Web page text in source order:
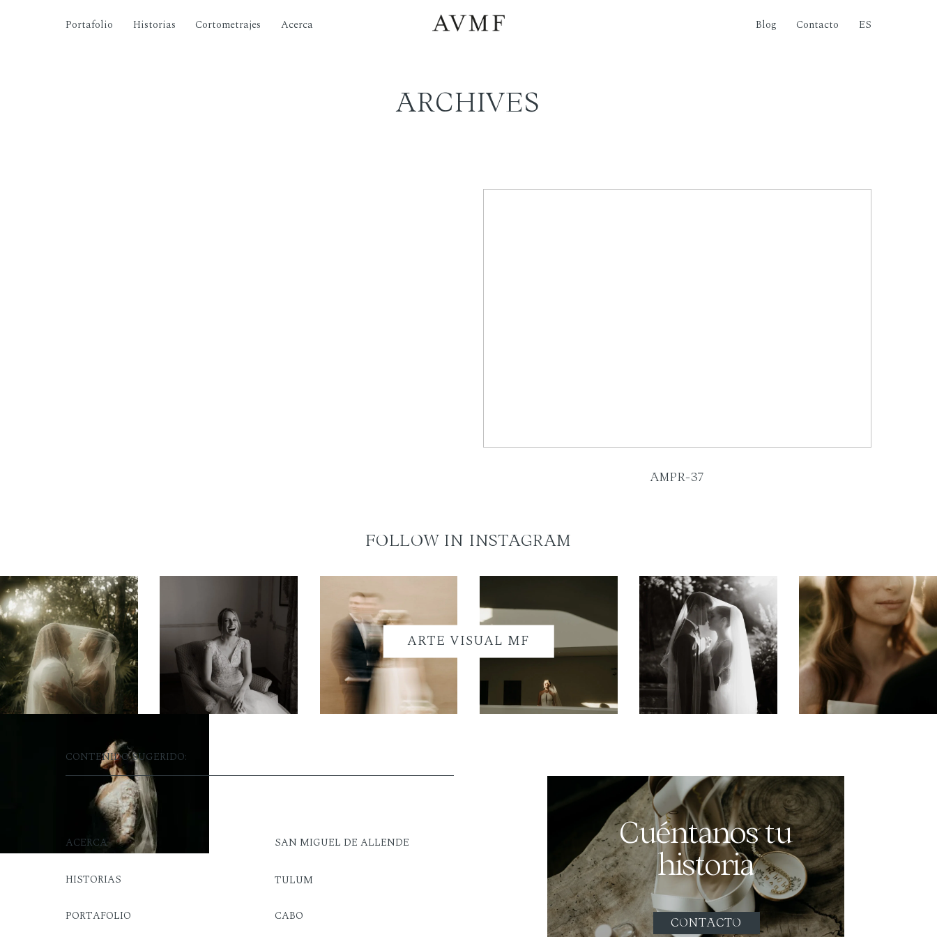
Portafolio Historias Cortometrajes Acerca Blog Contacto ES
ARCHIVES
AMPR-37
FOLLOW IN INSTAGRAM
ARTE VISUAL MF
CONTENIDO SUGERIDO:
Cuéntanos tu
historia
ACERCA SAN MIGUEL DE ALLENDE
HISTORIAS TULUM
PORTAFOLIO CABO CONTACTO